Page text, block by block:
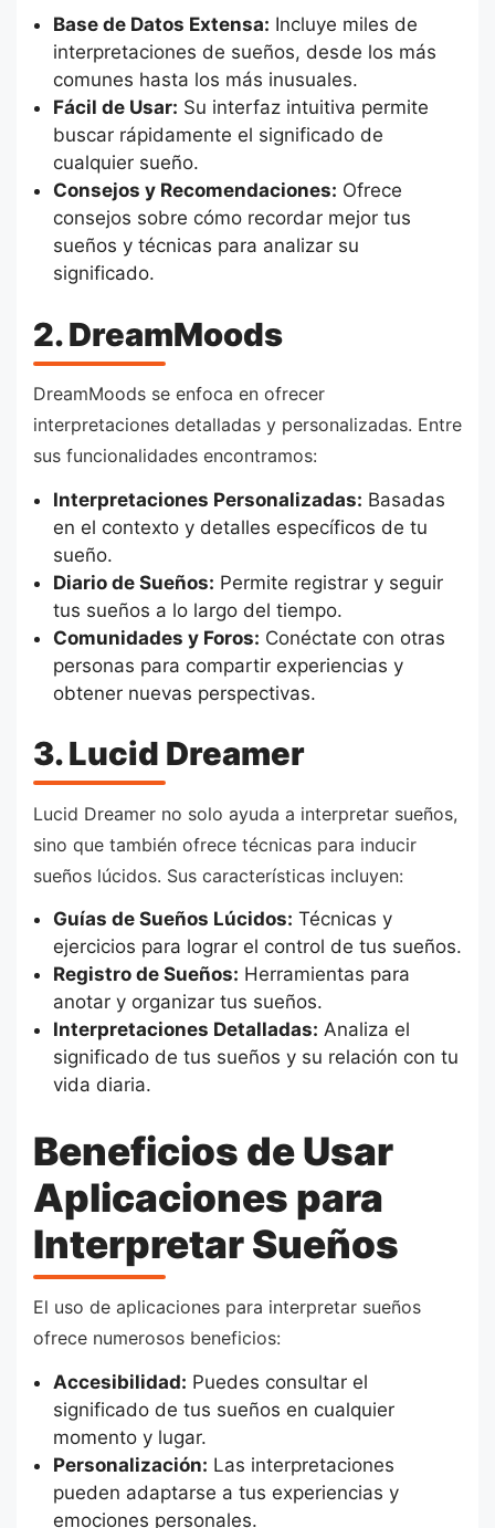
Base de Datos Extensa: Incluye miles de
interpretaciones de sueños, desde los más
comunes hasta los más inusuales.
Fácil de Usar: Su interfaz intuitiva permite
buscar rápidamente el significado de
cualquier sueño.
Consejos y Recomendaciones: Ofrece
consejos sobre cómo recordar mejor tus
sueños y técnicas para analizar su
significado.
2. DreamMoods
DreamMoods se enfoca en ofrecer
interpretaciones detalladas y personalizadas. Entre
sus funcionalidades encontramos:
Interpretaciones Personalizadas: Basadas
en el contexto y detalles específicos de tu
sueño.
Diario de Sueños: Permite registrar y seguir
tus sueños a lo largo del tiempo.
Comunidades y Foros: Conéctate con otras
personas para compartir experiencias y
obtener nuevas perspectivas.
3. Lucid Dreamer
Lucid Dreamer no solo ayuda a interpretar sueños,
sino que también ofrece técnicas para inducir
sueños lúcidos. Sus características incluyen:
Guías de Sueños Lúcidos: Técnicas y
ejercicios para lograr el control de tus sueños.
Registro de Sueños: Herramientas para
anotar y organizar tus sueños.
Interpretaciones Detalladas: Analiza el
significado de tus sueños y su relación con tu
vida diaria.
Beneficios de Usar
Aplicaciones para
Interpretar Sueños
El uso de aplicaciones para interpretar sueños
ofrece numerosos beneficios:
Accesibilidad: Puedes consultar el
significado de tus sueños en cualquier
momento y lugar.
Personalización: Las interpretaciones
pueden adaptarse a tus experiencias y
emociones personales.